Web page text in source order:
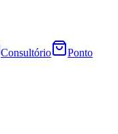
Consultório
Ponto